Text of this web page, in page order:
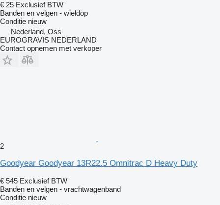
€ 25 Exclusief BTW
Banden en velgen - wieldop
Conditie nieuw
Nederland, Oss
EUROGRAVIS NEDERLAND
Contact opnemen met verkoper
2
Goodyear Goodyear 13R22.5 Omnitrac D Heavy Duty
€ 545 Exclusief BTW
Banden en velgen - vrachtwagenband
Conditie nieuw